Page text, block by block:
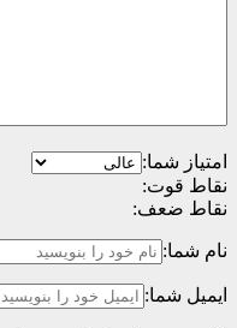
امتیاز شما:
نقاط قوت:
نقاط ضعف:
نام شما:
ایمیل شما: